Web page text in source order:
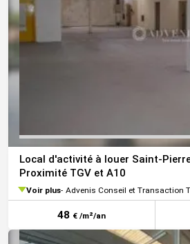
Local d'activité à louer Saint-
Proximité TGV et A10
Voir plus Advenis Conseil et Transaction
48 € /m²/an